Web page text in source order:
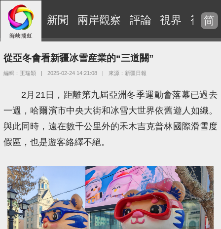
新聞 兩岸觀察 評論 視界 視頻
简
從亞冬會看新疆冰雪産業的“三道關”
編輯：王瑞穎 | 2025-02-24 14:21:08 | 來源：新疆日報
2月21日，距離第九屆亞洲冬季運動會落幕已過去
一週，哈爾濱市中央大街和冰雪大世界依舊遊人如織。
與此同時，遠在數千公里外的禾木吉克普林國際滑雪度
假區，也是遊客絡繹不絕。